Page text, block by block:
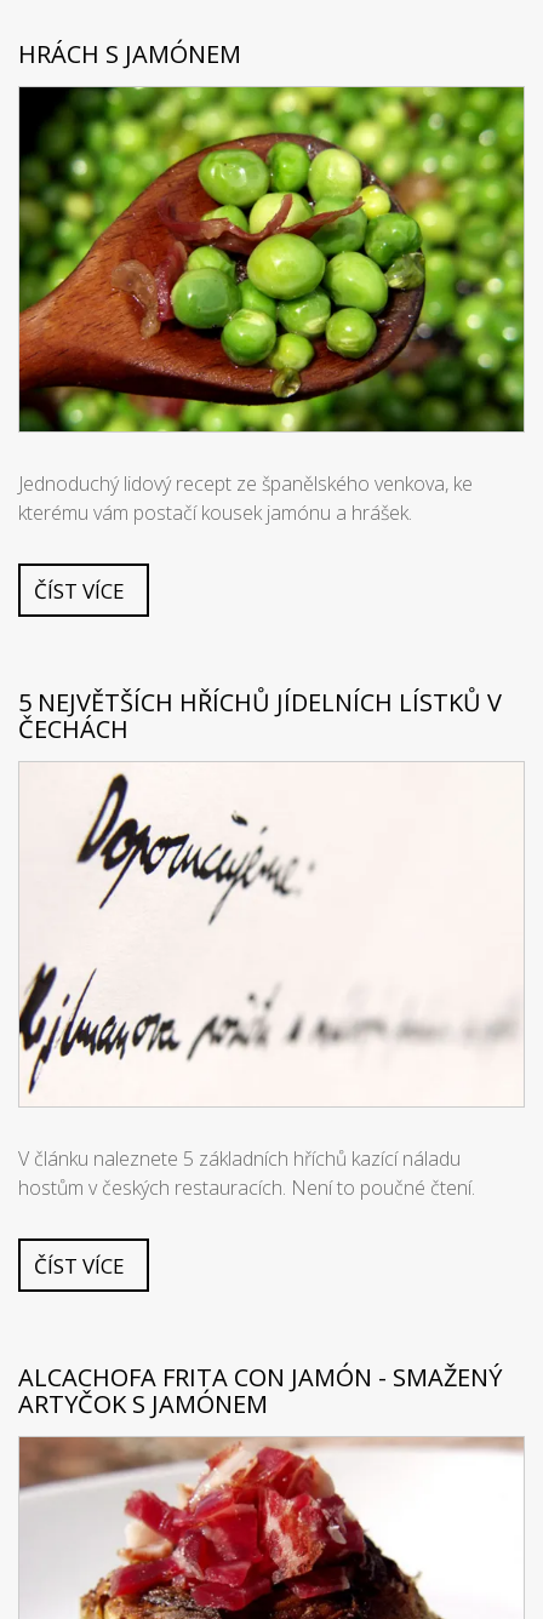
HRÁCH S JAMÓNEM
Jednoduchý lidový recept ze španělského venkova, ke
kterému vám postačí kousek jamónu a hrášek.
ČÍST VÍCE
5 NEJVĚTŠÍCH HŘÍCHŮ JÍDELNÍCH LÍSTKŮ V
ČECHÁCH
V článku naleznete 5 základních hříchů kazící náladu
hostům v českých restauracích. Není to poučné čtení.
ČÍST VÍCE
ALCACHOFA FRITA CON JAMÓN - SMAŽENÝ
ARTYČOK S JAMÓNEM